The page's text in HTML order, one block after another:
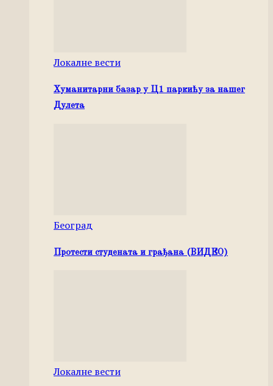
Локалне вести
Хуманитарни базар у Ц1 паркићу за нашег
Дулета
Београд
Протести студената и грађана (ВИДЕО)
Локалне вести